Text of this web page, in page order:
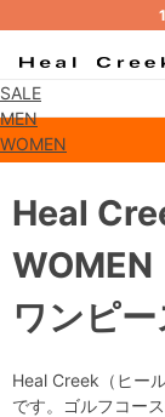
SALE
MEN
WOMEN
ワンピー
Heal
WOMEN
Heal Creek（ヒー
です。ゴルフコー